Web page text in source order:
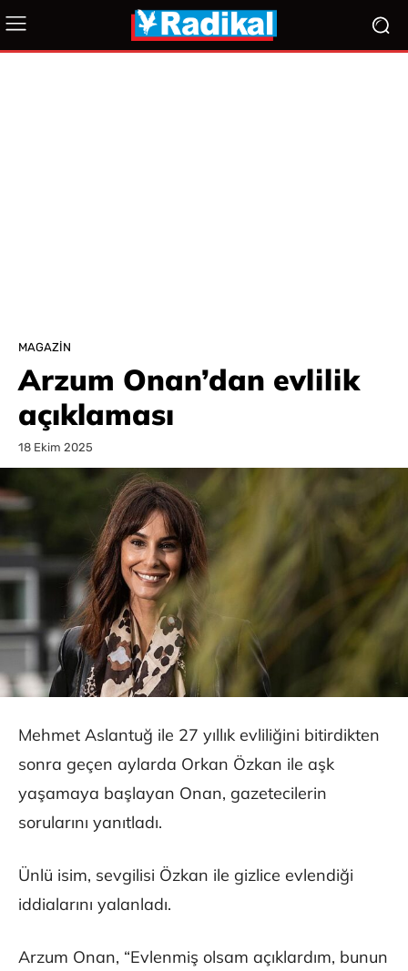
MAGAZIN
Arzum Onan’dan evlilik
açıklaması
18 Ekim 2025
Mehmet Aslantuğ ile 27 yıllık evliliğini bitirdikten
sonra geçen aylarda Orkan Özkan ile aşk
yaşamaya başlayan Onan, gazetecilerin
sorularını yanıtladı.
Ünlü isim, sevgilisi Özkan ile gizlice evlendiği
iddialarını yalanladı.
Arzum Onan, “Evlenmiş olsam açıklardım, bunun